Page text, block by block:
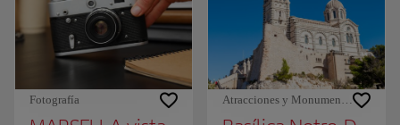
Fotografía Atracciones y Monumentos